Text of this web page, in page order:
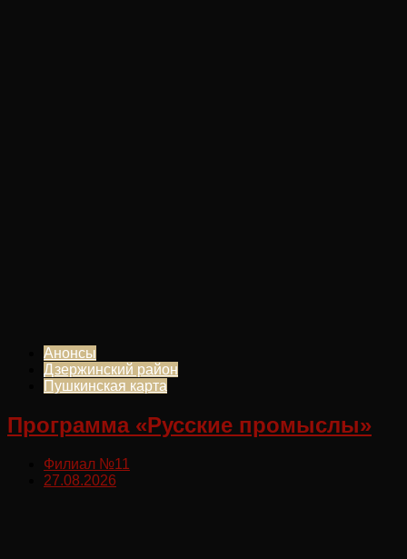
Анонсы
Дзержинский район
Пушкинская карта
Программа «Русские промыслы»
Филиал №11
27.08.2026